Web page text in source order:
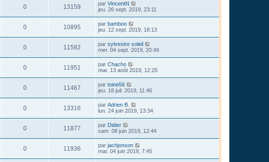
0 13159 par VincentN
jeu. 26 sept. 2019, 23:11
0 10895 par bamboo
jeu. 12 sept. 2019, 18:13
0 11582 par sylvestre soleil
mer. 04 sept. 2019, 20:49
0 11951 par Chacho
mar. 13 août 2019, 12:25
0 11467 par toine56
jeu. 18 juil. 2019, 11:46
0 13316 par Adrien B.
lun. 24 juin 2019, 13:34
0 11877 par Didier
sam. 08 juin 2019, 12:44
0 11936 par jachjonson
mar. 04 juin 2019, 7:45